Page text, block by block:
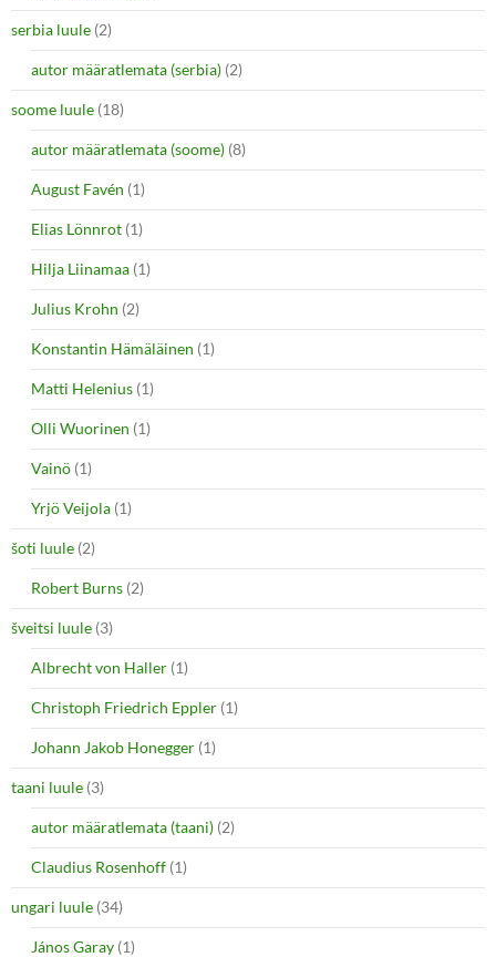
serbia luule (2)
autor määratlemata (serbia) (2)
soome luule (18)
autor määratlemata (soome) (8)
August Favén (1)
Elias Lönnrot (1)
Hilja Liinamaa (1)
Julius Krohn (2)
Konstantin Hämäläinen (1)
Matti Helenius (1)
Olli Wuorinen (1)
Vainö (1)
Yrjö Veijola (1)
šoti luule (2)
Robert Burns (2)
šveitsi luule (3)
Albrecht von Haller (1)
Christoph Friedrich Eppler (1)
Johann Jakob Honegger (1)
taani luule (3)
autor määratlemata (taani) (2)
Claudius Rosenhoff (1)
ungari luule (34)
János Garay (1)